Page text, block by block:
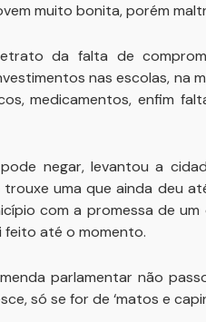
muito bonita, porém
da falta de
nas escolas,
medicamentos, enfim
negar, levantou a
uma que ainda deu
com a promessa de
feito até o momento.
parlamentar não
só se for de ‘matos e